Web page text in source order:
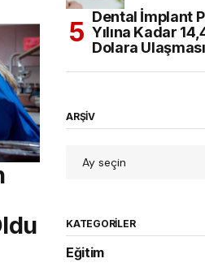
Dental İmplant
Yılına Kadar
Dolara
ARŞİV
KATEGORILER
Eğitim